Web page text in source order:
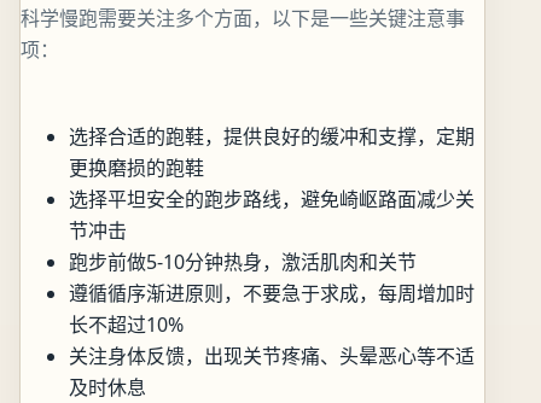
科学慢跑需要关注多个方面，以下是一些关键注意事
项：
选择合适的跑鞋，提供良好的缓冲和支撑，定期
更换磨损的跑鞋
选择平坦安全的跑步路线，避免崎岖路面减少关
节冲击
跑步前做5-10分钟热身，激活肌肉和关节
遵循循序渐进原则，不要急于求成，每周增加时
长不超过10%
关注身体反馈，出现关节疼痛、头晕恶心等不适
及时休息